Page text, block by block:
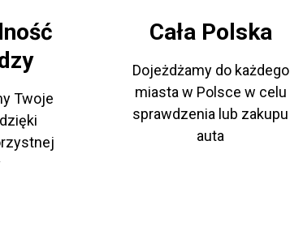
Twoje
Cała Polska
Dojeżdżamy do każdego
miasta w Polsce w celu
sprawdzenia lub zakupu
auta